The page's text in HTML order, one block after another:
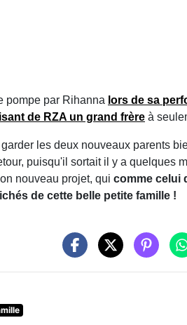
pompe par Rihanna lors de sa
de RZA un grand frère à
les deux nouveaux parents
puisqu'il sortait il y a quelques
nouveau projet, qui comme celui
de cette belle petite famille !